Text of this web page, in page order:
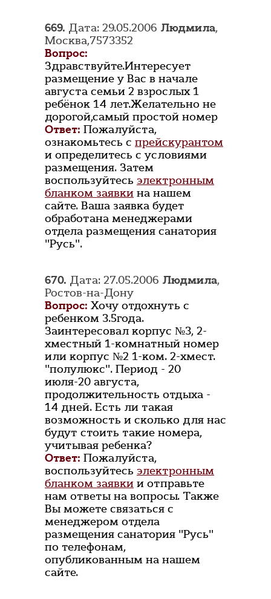
669. Дата: 29.05.2006 Людмила,
Москва,7573352
Вопрос:
Здравствуйте.Интересует
размещение у Вас в начале
августа семьи 2 взрослых 1
ребёнок 14 лет.Желательно не
дорогой,самый простой номер
Ответ: Пожалуйста,
ознакомьтесь с прейскурантом
и определитесь с условиями
размещения. Затем
воспользуйтесь электронным
бланком заявки на нашем
сайте. Ваша заявка будет
обработана менеджерами
отдела размещения санатория
"Русь".
670. Дата: 27.05.2006 Людмила,
Ростов-на-Дону
Вопрос: Хочу отдохнуть с
ребенком 3.5года.
Заинтересовал корпус №3, 2-
хместный 1-комнатный номер
или корпус №2 1-ком. 2-хмест.
"полулюкс". Период - 20
июля-20 августа,
продолжительность отдыха -
14 дней. Есть ли такая
возможность и сколько для нас
будут стоить такие номера,
учитывая ребенка?
Ответ: Пожалуйста,
воспользуйтесь электронным
бланком заявки и отправьте
нам ответы на вопросы. Также
Вы можете связаться с
менеджером отдела
размещения санатория "Русь"
по телефонам,
опубликованным на нашем
сайте.